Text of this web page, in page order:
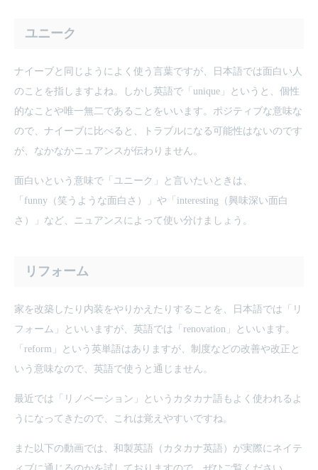
ユニーク
ナイーブと同じようによく使う言葉ですが、日本語では面白い人
のことを指しますよね。しかし英語で「unique」というと、個性
的なことや唯一無二であることをいいます。ポジティブな意味な
ので、ナイーブに比べると、トラブルになる可能性はないのです
が、なかなかニュアンスが伝わりません。
面白いという意味で「ユニーク」と言いたいときは、
「funny（笑うような面白さ）」や「interesting（興味深い面白
さ）」など、ニュアンスによって使い分けましょう。
リフォーム
家を改築したり内装をやりかえたりすることを、日本語では「リ
フォーム」といいますが、英語では「renovation」といいます。
「reform」という英単語はありますが、制度などの改善や改正と
いう意味なので、英語で使うと通じません。
最近では「リノベーション」というカタカナ語もよく使われるよ
うになってきたので、これは覚えやすいですね。
また以下の動画では、和製英語（カタカナ英語）が実際にネイテ
ィブに通じるのかを試しておりますので、ぜひご覧ください。